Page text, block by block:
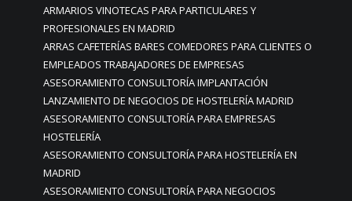
ARMARIOS VINOTECAS PARA PARTICULARES Y
PROFESIONALES EN MADRID
ARRAS CAFETERÍAS BARES COMEDORES PARA CLIENTES O
EMPLEADOS TRABAJADORES DE EMPRESAS
ASESORAMIENTO CONSULTORÍA IMPLANTACIÓN
LANZAMIENTO DE NEGOCIOS DE HOSTELERÍA MADRID
ASESORAMIENTO CONSULTORÍA PARA EMPRESAS
HOSTELERÍA
ASESORAMIENTO CONSULTORÍA PARA HOSTELERÍA EN
MADRID
ASESORAMIENTO CONSULTORÍA PARA NEGOCIOS